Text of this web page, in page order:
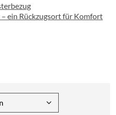
– ein Rückzugsort für Komfort